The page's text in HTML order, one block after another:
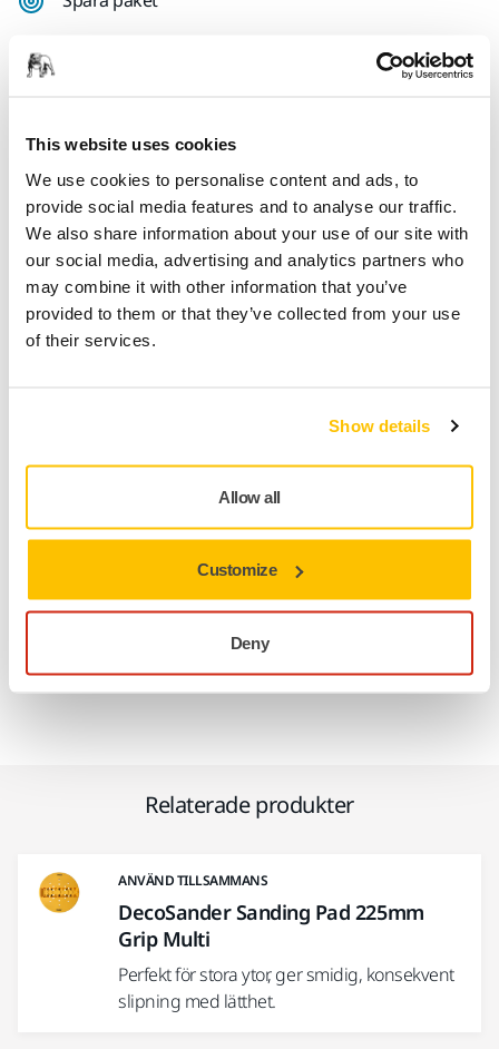
This website uses cookies
We use cookies to personalise content and ads, to
provide social media features and to analyse our traffic.
We also share information about your use of our site with
our social media, advertising and analytics partners who
may combine it with other information that you’ve
provided to them or that they’ve collected from your use
of their services.
Show details
Allow all
Customize
Deny
Teknisk specifikation
Nedladdningar
Mirka® DecoSander Underlagsplatta Pad 80 x 230 mm är en
rektangulär platta designad för att förbättra precisionen
under detaljerade slipuppgifter. Idealisk för exakta uppgifter
slipmaterialet säkert på plats, vilket säkerställer stabil
prestanda och säkerhet under användning. Kompatibel
Hörnslipningsförmåga: Nå svåra områden, vilket
säkerställer detaljerad och noggrann slipning.
Grip-fästsystem: Säkrar slipmaterialet, förbättrar
kontrollen och säkerheten under drift.
Utbytbar: Enkla byten minimerar stilleståndstiden.
Relaterade produkter
ANVÄND TILLSAMMANS
DecoSander Sanding Pad 225mm
Grip Multi
Perfekt för stora ytor, ger smidig, konsekvent
slipning med lätthet.